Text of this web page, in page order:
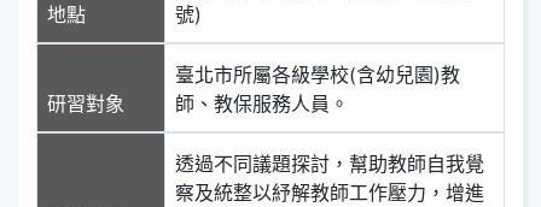
地點
號)
研習對象
臺北市所屬各級學校(含幼兒園)教
師、教保服務人員。
透過不同議題探討，幫助教師自我覺
察及統整以紓解教師工作壓力，增進